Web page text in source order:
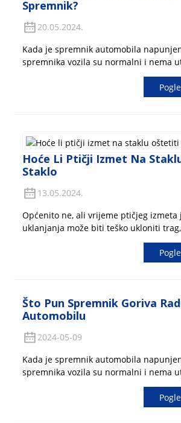
Spremnik?
20.05.2024.
Kada je spremnik automobila
spremnika vozila su normalni i nema
Budući da se spremnik benzina i
pištolj za skok, u spremniku
određeni prostor za pohranu koji
Hoće Li Ptičji Izmet Na
Staklo
13.05.2024.
Općenito ne, ali vrijeme ptičjeg izmeta
uklanjanja može biti teško ukloniti
nemojte koristiti čavle ili druge oštre
biste pažljivo oštetili boju. Najbolji
vodom i isprati ptičji izmet nakon...
Što Pun Spremnik Goriva
Automobilu
2024-05-09
Kada je spremnik automobila
spremnika vozila su normalni i nema
Budući da se spremnik benzina i
pištolj za skok, u spremniku
određeni prostor za pohranu koji